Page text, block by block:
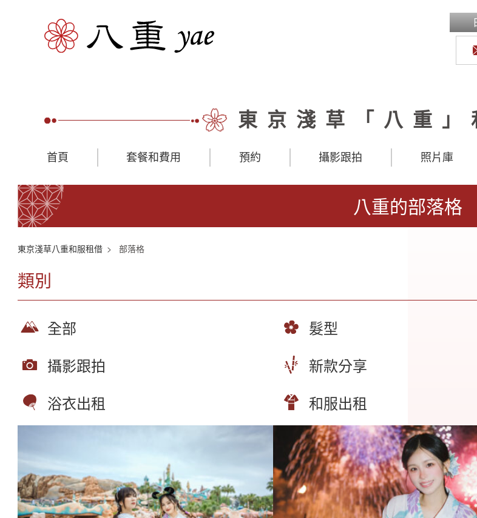
東京淺草「八重」
首頁 套餐和費用 預約 攝影跟拍 照片庫
八重的部落格
東京淺草八重和服租借 部落格
類別
全部 髮型
攝影跟拍
新款分享
浴衣出租
和服出租